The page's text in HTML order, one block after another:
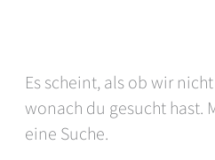
Es scheint, als ob wir
wonach du gesucht hast.
eine Suche.